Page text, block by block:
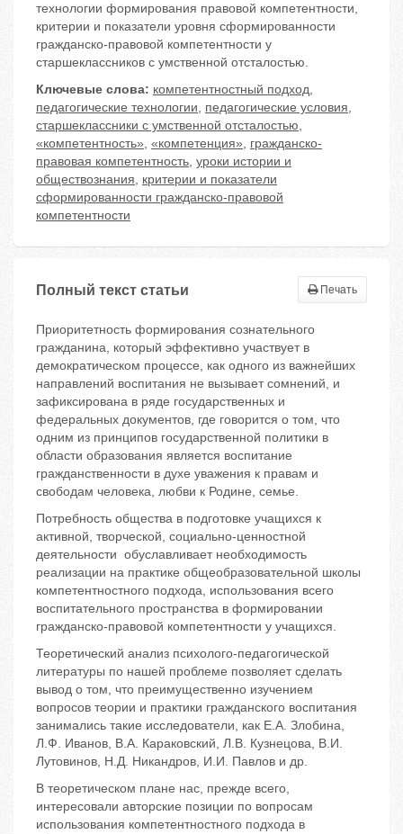
технологии формирования правовой компетентности,
критерии и показатели уровня сформированности
гражданско-правовой компетентности у
старшеклассников с умственной отсталостью.
Ключевые слова: компетентностный подход,
педагогические технологии, педагогические условия,
старшеклассники с умственной отсталостью,
«компетентность», «компетенция», гражданско-
правовая компетентность, уроки истории и
обществознания, критерии и показатели
сформированности гражданско-правовой
компетентности
Полный текст статьи Печать
Приоритетность формирования сознательного
гражданина, который эффективно участвует в
демократическом процессе, как одного из важнейших
направлений воспитания не вызывает сомнений, и
зафиксирована в ряде государственных и
федеральных документов, где говорится о том, что
одним из принципов государственной политики в
области образования является воспитание
гражданственности в духе уважения к правам и
свободам человека, любви к Родине, семье.
Потребность общества в подготовке учащихся к
активной, творческой, социально-ценностной
деятельности обуславливает необходимость
реализации на практике общеобразовательной школы
компетентностного подхода, использования всего
воспитательного пространства в формировании
гражданско-правовой компетентности у учащихся.
Теоретический анализ психолого-педагогической
литературы по нашей проблеме позволяет сделать
вывод о том, что преимущественно изучением
вопросов теории и практики гражданского воспитания
занимались такие исследователи, как Е.А. Злобина,
Л.Ф. Иванов, В.А. Караковский, Л.В. Кузнецова, В.И.
Лутовинов, Н.Д. Никандров, И.И. Павлов и др.
В теоретическом плане нас, прежде всего,
интересовали авторские позиции по вопросам
использования компетентностного подхода в